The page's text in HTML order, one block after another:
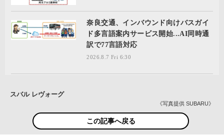
奈良交通、インバウンド向けバスガイ
ド多言語案内サービス開始...AI同時通
訳で77言語対応
2026.8.7 Fri 6:30
《写真提供 SUBARU》
スバル レヴォーグ
この記事へ戻る